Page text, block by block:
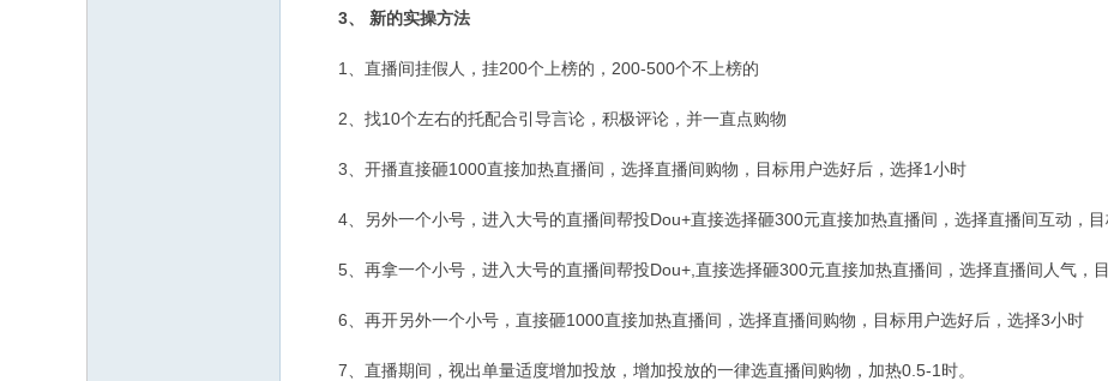
3、 新的实操方法
1、直播间挂假人，挂200个上榜的，200-500个不上榜的
2、找10个左右的托配合引导言论，积极评论，并一直点购物
3、开播直接砸1000直接加热直播间，选择直播间购物，目标用户选好后，选择1小时
4、另外一个小号，进入大号的直播间帮投Dou+直接选择砸300元直接加热直播间，选择直播间互动，
5、再拿一个小号，进入大号的直播间帮投Dou+,直接选择砸300元直接加热直播间，选择直播间人气，
6、再开另外一个小号，直接砸1000直接加热直播间，选择直播间购物，目标用户选好后，选择3小时
7、直播期间，视出单量适度增加投放，增加投放的一律选直播间购物，加热0.5-1时。